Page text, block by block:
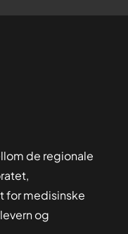
de regionale
for medisinske
og